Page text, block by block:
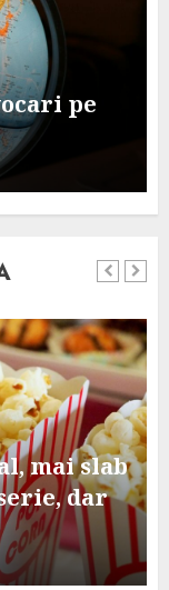
pe
mai slab
dar